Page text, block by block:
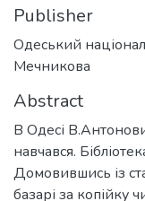
Publisher
Одеський
Мечникова
Abstract
В Одесі
навчався.
Домовившись із
базарі за копійку